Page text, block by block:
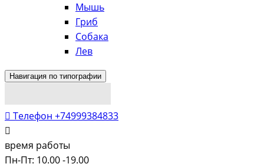
Мышь
Гриб
Собака
Лев
Навигация по типографии
Телефон +74999384833
время работы
Пн-Пт: 10.00 -19.00